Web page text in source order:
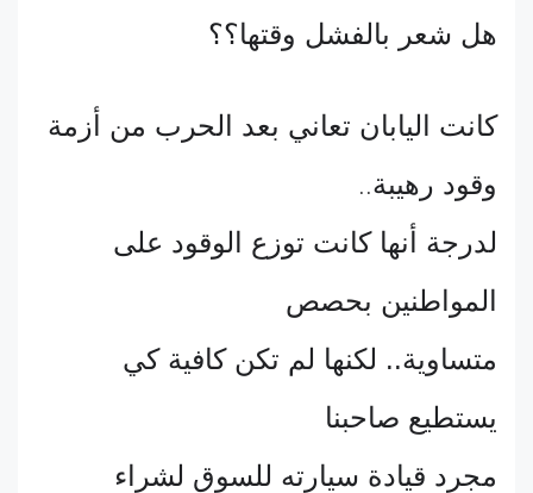
هل شعر بالفشل وقتها؟؟
كانت اليابان تعاني بعد الحرب من أزمة
وقود رهيبة..
لدرجة أنها كانت توزع الوقود على
المواطنين بحصص
متساوية.. لكنها لم تكن كافية كي
يستطيع صاحبنا
مجرد قيادة سيارته للسوق لشراء